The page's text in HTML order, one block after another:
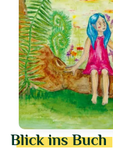
Blick ins Buch